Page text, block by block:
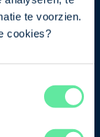
te voorzien.
cookies?